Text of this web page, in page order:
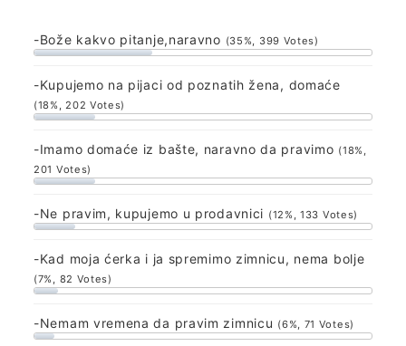
-Bože kakvo pitanje,naravno (35%, 399 Votes)
-Kupujemo na pijaci od poznatih žena, domaće
(18%, 202 Votes)
-Imamo domaće iz bašte, naravno da pravimo (18%,
201 Votes)
-Ne pravim, kupujemo u prodavnici (12%, 133 Votes)
-Kad moja ćerka i ja spremimo zimnicu, nema bolje
(7%, 82 Votes)
-Nemam vremena da pravim zimnicu (6%, 71 Votes)